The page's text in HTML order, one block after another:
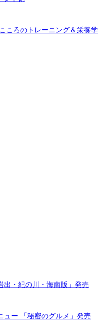
ころのトレーニング＆栄養学
出・紀の川・海南版」発売
ュー 「秘密のグルメ」発売